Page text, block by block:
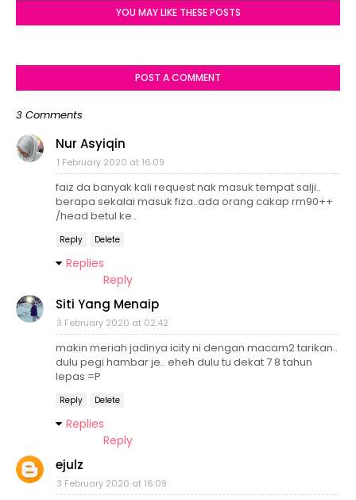
YOU MAY LIKE THESE POSTS
POST A COMMENT
3 Comments
Nur Asyiqin
1 February 2020 at 16:09
faiz da banyak kali request nak masuk tempat salji..
berapa sekalai masuk fiza..ada orang cakap rm90++
/head betul ke..
Reply Delete
Replies
Reply
Siti Yang Menaip
3 February 2020 at 02:42
makin meriah jadinya icity ni dengan macam2 tarikan..
dulu pegi hambar je.. eheh dulu tu dekat 7 8 tahun
lepas =P
Reply Delete
Replies
Reply
ejulz
3 February 2020 at 16:09